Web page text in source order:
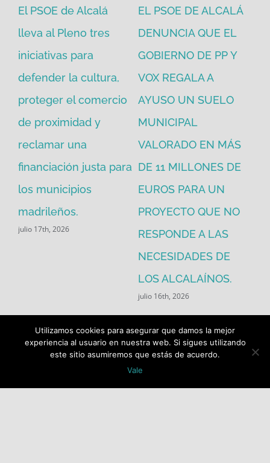
El PSOE de Alcalá
lleva al Pleno tres
iniciativas para
defender la cultura,
proteger el comercio
de proximidad y
reclamar una
financiación justa para
los municipios
madrileños.
julio 17th, 2026
EL PSOE DE ALCALÁ
DENUNCIA QUE EL
GOBIERNO DE PP Y
VOX REGALA A
AYUSO UN SUELO
MUNICIPAL
VALORADO EN MÁS
DE 11 MILLONES DE
EUROS PARA UN
PROYECTO QUE NO
RESPONDE A LAS
NECESIDADES DE
LOS ALCALAÍNOS.
julio 16th, 2026
Utilizamos cookies para asegurar que damos la mejor
experiencia al usuario en nuestra web. Si sigues utilizando
este sitio asumiremos que estás de acuerdo.
Vale